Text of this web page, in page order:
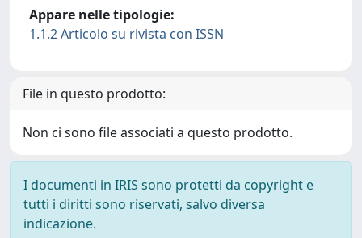
Appare nelle tipologie:
1.1.2 Articolo su rivista con ISSN
File in questo prodotto:
Non ci sono file associati a questo prodotto.
I documenti in IRIS sono protetti da copyright e
tutti i diritti sono riservati, salvo diversa
indicazione.